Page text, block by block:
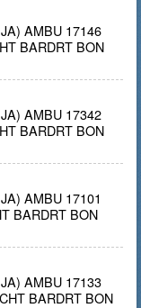
AMBU 17146
BARDRT BON
AMBU 17342
BARDRT BON
AMBU 17101
BARDRT BON
AMBU 17133
BARDRT BON